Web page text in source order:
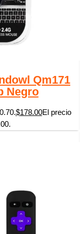
Qm171
Negro
$178.00El precio